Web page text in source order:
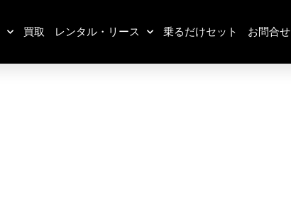
買取 レンタル・リース 乗るだけセット お問合せ